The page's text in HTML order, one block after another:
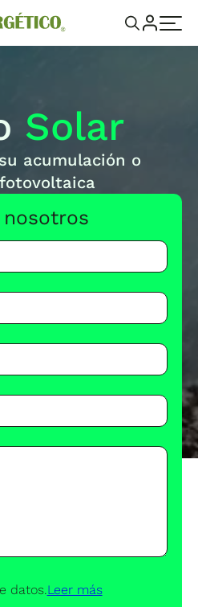
Solar
acumulación o
datos.Leer más